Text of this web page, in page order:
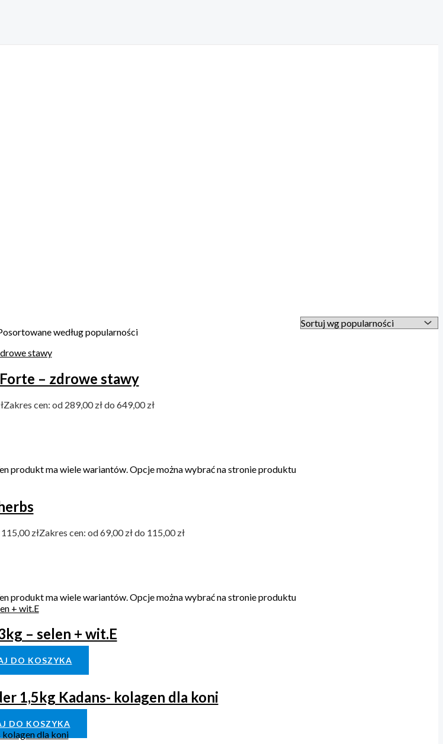
według popularności
– zdrowe stawy
Zakres cen: od 289,00 zł do 649,00 zł
produkt ma wiele wariantów. Opcje można wybrać na stronie produktu
115,00złZakres cen: od 69,00 zł do 115,00 zł
produkt ma wiele wariantów. Opcje można wybrać na stronie produktu
– selen + wit.E
DO KOSZYKA
1,5kg Kadans- kolagen dla koni
DO KOSZYKA